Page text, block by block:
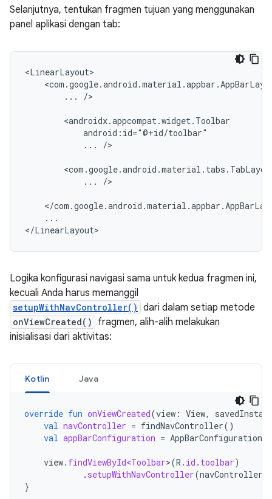
Selanjutnya, tentukan fragmen tujuan yang menggunakan
panel aplikasi dengan tab:
... />
...
/>
... />
...
Logika konfigurasi navigasi sama untuk kedua fragmen ini,
kecuali Anda harus memanggil
setupWithNavController() dari dalam setiap metode
onViewCreated()
fragmen, alih-alih melakukan
inisialisasi dari aktivitas:
Kotlin Java
override fun onViewCreated(view : View,
val navController = findNavController()
val appBarConfiguration = AppBarConfiguration
view. findViewById<Toolbar>(R . id . toolbar)
. setupWithNavController(navController
}